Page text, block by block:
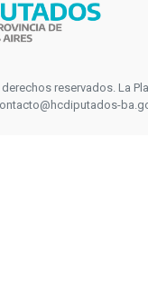
reservados. La